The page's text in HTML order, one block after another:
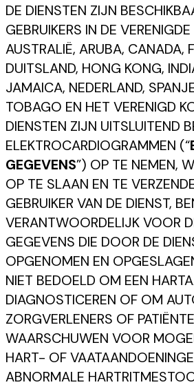
DE DIENSTEN ZIJN
GEBRUIKERS IN DE
AUSTRALIË, ARUBA, CANADA,
DUITSLAND, HONG KONG,
JAMAICA, NEDERLAND,
TOBAGO EN HET VERENIGD
DIENSTEN ZIJN UITSLUITEND
ELEKTROCARDIOGRAMMEN (“
GEGEVENS”) OP TE NEMEN,
OP TE SLAAN EN TE
GEBRUIKER VAN DE DIENST,
VERANTWOORDELIJK VOOR
GEGEVENS DIE DOOR DE
OPGENOMEN EN
NIET BEDOELD OM EEN
DIAGNOSTICEREN OF OM
ZORGVERLENERS OF
WAARSCHUWEN VOOR
HART- OF
ABNORMALE